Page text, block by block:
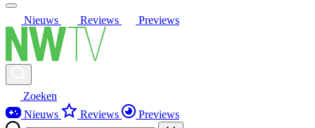
Nieuws Reviews Previews
Zoeken
Nieuws
Reviews Previews